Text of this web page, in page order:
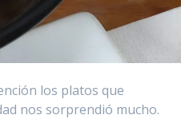
los platos que
nos sorprendió mucho.